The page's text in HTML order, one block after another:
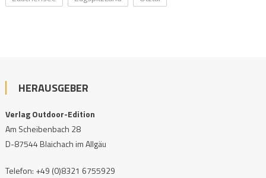
HERAUSGEBER
Verlag Outdoor-Edition
Am Scheibenbach 28
D-87544 Blaichach im Allgäu
Telefon: +49 (0)8321 6755929